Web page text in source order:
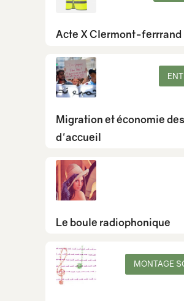
Acte X Clermont-ferrrand
Migration et économie
d'accueil
Le boule radiophonique
MONTAGE